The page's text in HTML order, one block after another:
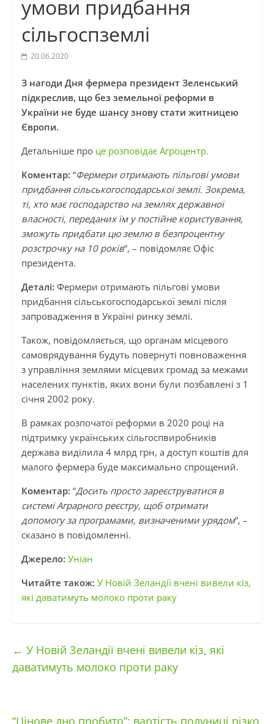
умови придбання
сільгоспземлі
20.06.2020
З нагоди Дня фермера президент Зеленський
підкреслив, що без земельної реформи в
України не буде шансу знову стати житницею
Європи.
Детальніше про це розповідає Агроцентр.
Коментар: “Фермери отримають пільгові умови
придбання сільськогосподарської землі. Зокрема,
ті, хто має господарство на землях державної
власності, переданих їм у постійне користування,
зможуть придбати цю землю в безпроцентну
розстрочку на 10 років“, – повідомляє Офіс
президента.
Деталі: Фермери отримають пільгові умови
придбання сільськогосподарської землі після
запровадження в Україні ринку землі.
Також, повідомляється, що органам місцевого
самоврядування будуть повернуті повноваження
з управління землями місцевих громад за межами
населених пунктів, яких вони були позбавлені з 1
січня 2002 року.
В рамках розпочатої реформи в 2020 році на
підтримку українських сільгоспвиробників
держава виділила 4 млрд грн, а доступ коштів для
малого фермера буде максимально спрощений.
Коментар: “Досить просто зареєструватися в
системі Аграрного реєстру, щоб отримати
допомогу за програмами, визначеними урядом“, –
сказано в повідомленні.
Джерело: Уніан
Читайте також: У Новій Зеландії вчені вивели кіз,
які даватимуть молоко проти раку
← У Новій Зеландії вчені вивели кіз, які
даватимуть молоко проти раку
“Цінове дно пробито”: вартість полуниці різко